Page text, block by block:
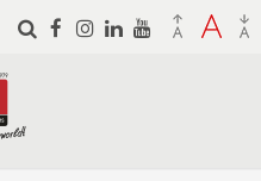
Skip to
main